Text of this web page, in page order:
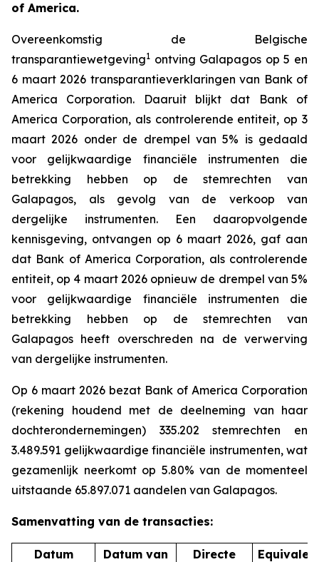
of America.
Overeenkomstig de Belgische
transparantiewetgeving1 ontving Galapagos op 5 en
6 maart 2026 transparantieverklaringen van Bank of
America Corporation. Daaruit blijkt dat Bank of
America Corporation, als controlerende entiteit, op 3
maart 2026 onder de drempel van 5% is gedaald
voor gelijkwaardige financiële instrumenten die
betrekking hebben op de stemrechten van
Galapagos, als gevolg van de verkoop van
dergelijke instrumenten. Een daaropvolgende
kennisgeving, ontvangen op 6 maart 2026, gaf aan
dat Bank of America Corporation, als controlerende
entiteit, op 4 maart 2026 opnieuw de drempel van 5%
voor gelijkwaardige financiële instrumenten die
betrekking hebben op de stemrechten van
Galapagos heeft overschreden na de verwerving
van dergelijke instrumenten.
Op 6 maart 2026 bezat Bank of America Corporation
(rekening houdend met de deelneming van haar
dochterondernemingen) 335.202 stemrechten en
3.489.591 gelijkwaardige financiële instrumenten, wat
gezamenlijk neerkomt op 5.80% van de momenteel
uitstaande 65.897.071 aandelen van Galapagos.
Samenvatting van de transacties:
Datum
Datum van
Directe